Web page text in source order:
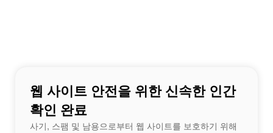
웹 사이트 안전을 위한 신속한 인간
확인 완료
사기, 스팸 및 남용으로부터 웹 사이트를 보호하기 위해